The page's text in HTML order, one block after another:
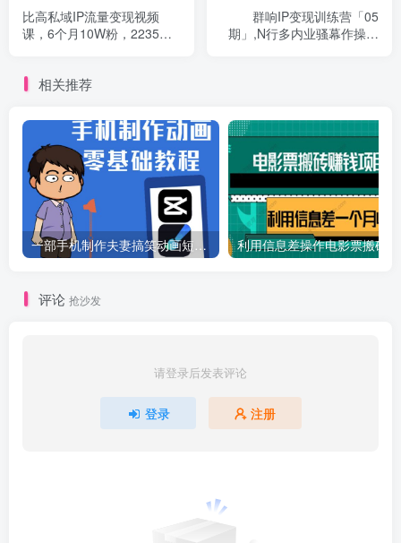
比高私域IP流量变现视频
课，6个月10W粉，2235付
群响IP变现训练营「05
期」,N行多‬内业‬骚幕‬作操‬，
相关推荐
一部手机制作夫妻搞笑动画短视频教程，零基础也能快速上手
评论 抢沙发
请登录后发表评论
登录 注册